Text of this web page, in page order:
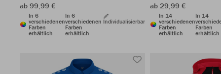
ab 99,99 €
In 6
verschiedenen
Farben
erhältlich
In 6
verschiedenen
Farben
erhältlich
Individualisierbar
ab 29,99 €
In 14
verschiedenen
Farben
erhältlich
In 14
Farben
erhältlich